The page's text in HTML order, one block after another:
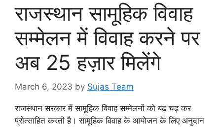
राजस्थान सामूहिक विवाह
सम्मेलन में विवाह करने पर
अब 25 हज़ार मिलेंगे
March 6, 2023 by Sujas Team
राजस्थान सरकार में सामूहिक विवाह सम्मेलनों को बढ़ चढ़ कर
प्रोत्साहित करती है। सामूहिक विवाह के आयोजन के लिए अनुदान